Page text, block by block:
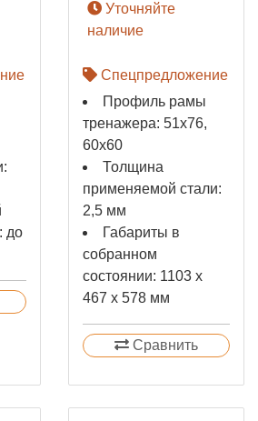
до
Уточняйте
наличие
Спецпредложение
Профиль рамы
тренажера: 51х76,
60х60
Толщина
применяемой стали:
2,5 мм
Габариты в
собранном
состоянии: 1103 x
467 x 578 мм
Сравнить